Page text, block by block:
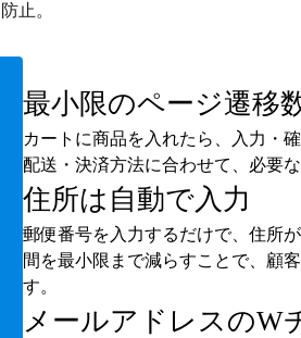
止。
最小限のページ遷移
カートに商品を入れたら、入力・
配送・決済方法に合わせて、必要
住所は自動で入力
郵便番号を入力するだけで、住所
間を最小限まで減らすことで、顧
す。
メールアドレスのW